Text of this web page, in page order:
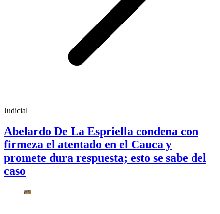
Judicial
Abelardo De La Espriella condena con
firmeza el atentado en el Cauca y
promete dura respuesta; esto se sabe del
caso